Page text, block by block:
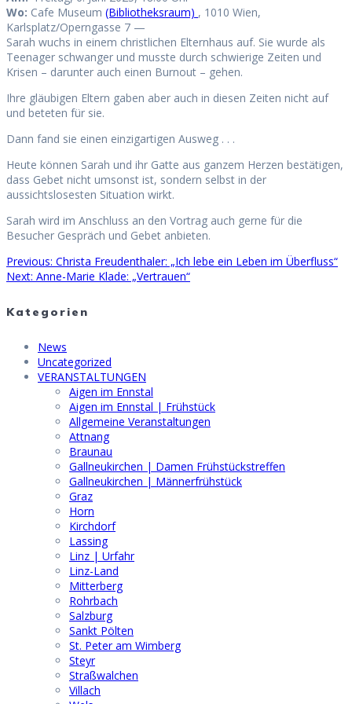
Wo: Cafe Museum (Bibliotheksraum) , 1010 Wien,
Karlsplatz/Operngasse 7 —
Sarah wuchs in einem christlichen Elternhaus auf. Sie wurde als
Teenager schwanger und musste durch schwierige Zeiten und
Krisen – darunter auch einen Burnout – gehen.
Ihre gläubigen Eltern gaben aber auch in diesen Zeiten nicht auf
und beteten für sie.
Dann fand sie einen einzigartigen Ausweg . . .
Heute können Sarah und ihr Gatte aus ganzem Herzen bestätigen,
dass Gebet nicht umsonst ist, sondern selbst in der
aussichtslosesten Situation wirkt.
Sarah wird im Anschluss an den Vortrag auch gerne für die
Besucher Gespräch und Gebet anbieten.
Beitragsnavigation
Previous: Previous
post:
Christa Freudenthaler: „Ich lebe ein Leben im Überfluss“
Next: Next
Anne-Marie Klade: „Vertrauen“
Kategorien
News
Uncategorized
VERANSTALTUNGEN
Aigen im Ennstal
Aigen im Ennstal | Frühstück
Allgemeine Veranstaltungen
Attnang
Braunau
Gallneukirchen | Damen Frühstückstreffen
Gallneukirchen | Männerfrühstück
Graz
Horn
Kirchdorf
Lassing
Linz | Urfahr
Linz-Land
Mitterberg
Rohrbach
Salzburg
Sankt Pölten
St. Peter am Wimberg
Steyr
Straßwalchen
Villach